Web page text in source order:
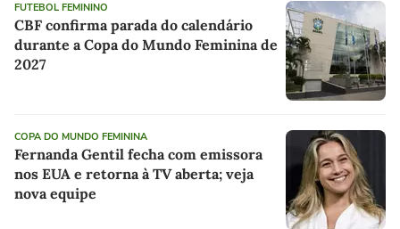
FUTEBOL FEMININO
CBF confirma parada do calendário
durante a Copa do Mundo Feminina de
2027
COPA DO MUNDO FEMININA
Fernanda Gentil fecha com emissora
nos EUA e retorna à TV aberta; veja
nova equipe